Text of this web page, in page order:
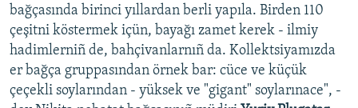
bağçasında birinci yıllardan berli yapıla. Birden 110
çeşitni köstermek içün, bayağı zamet kerek - ilmiy
hadimlerniñ de, bahçivanlarnıñ da. Kollektsiyamızda
er bağça gruppasından örnek bar: cüce ve küçük
çeçekli soylarından - yüksek ve "gigant" soylarınace", -